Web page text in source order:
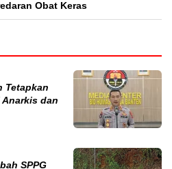
Obat Keras
Tetapkan
Anarkis dan
SPPG